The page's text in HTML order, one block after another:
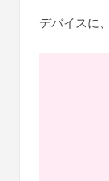
デバイスに